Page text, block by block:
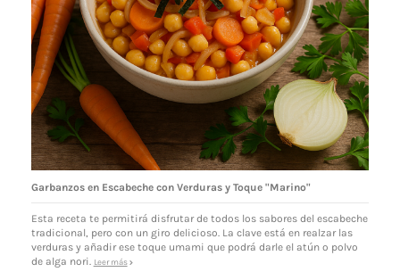
Garbanzos en Escabeche con Verduras y Toque "Marino"
Esta receta te permitirá disfrutar de todos los sabores del escabeche
tradicional, pero con un giro delicioso. La clave está en realzar las
verduras y añadir ese toque umami que podrá darle el atún o polvo
de alga nori. Leer más